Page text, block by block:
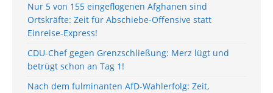
Nur 5 von 155 eingeflogenen Afghanen sind
Ortskräfte: Zeit für Abschiebe-Offensive statt
Einreise-Express!
CDU-Chef gegen Grenzschließung: Merz lügt und
betrügt schon an Tag 1!
Nach dem fulminanten AfD-Wahlerfolg: Zeit,